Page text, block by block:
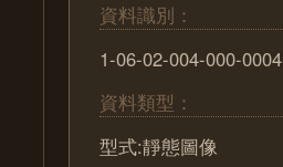
資料識別：
1-06-02-004-000-0004
資料類型：
型式:靜態圖像